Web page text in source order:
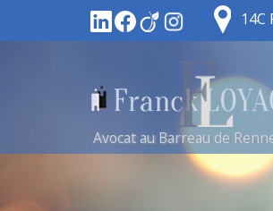
Avocat au Barreau de
14C